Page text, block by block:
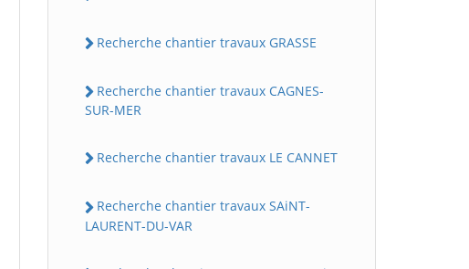
Recherche chantier travaux GRASSE
Recherche chantier travaux CAGNES-
SUR-MER
Recherche chantier travaux LE CANNET
Recherche chantier travaux SAiNT-
LAURENT-DU-VAR